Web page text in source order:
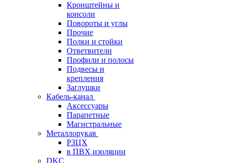
Кронштейны и
консоли
Повороты и углы
Прочие
Полки и стойки
Ответвители
Профили и полосы
Подвесы и
крепления
Заглушки
Кабель-канал
Аксессуары
Парапетные
Магистральные
Металлорукав
РЗЦХ
в ПВХ изоляции
DKC